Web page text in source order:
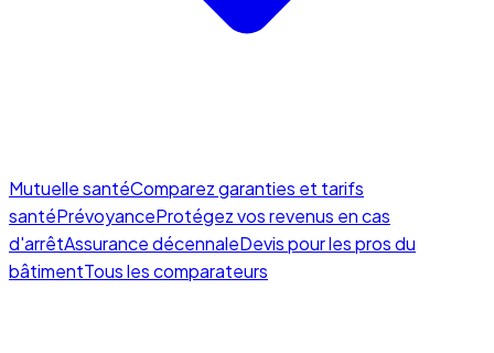
Mutuelle santéComparez garanties et tarifs
santéPrévoyanceProtégez vos revenus en cas
d'arrêtAssurance décennaleDevis pour les pros du
bâtimentTous les comparateurs